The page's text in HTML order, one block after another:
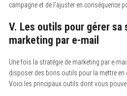
campagne et de l’ajuster en conséquence
V. Les outils pour gérer sa
marketing par e-mail
Une fois la stratégie de marketing par e-
disposer des bons outils pour la mettre en
Voici les principaux outils dont vous